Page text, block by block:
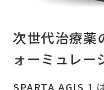
次世代治療薬
ォーミュレー
SPARTA AGIS 1